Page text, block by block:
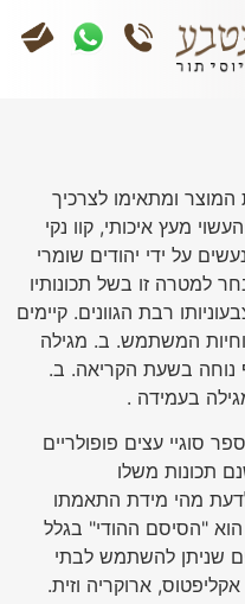
המוצר ומתאימו לצרכיך
מעץ איכותי, קוו נקי
על ידי יהודים שומרי
למטרה זו בשל תכונותיו
רבת הגוונים. קיימים
המשתמש. ב. מגילה
נוחה בשעת הקריאה. ב.
בעמידה .
סוגיי עצים פופולריים
תכונות משלו
מהי מידת התאמתו
"הסיסם ההודי" בגלל
שניתן להשתמש לבתי
ארוקריה וזית.